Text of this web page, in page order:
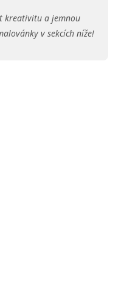
kreativitu a jemnou
v sekcích níže!